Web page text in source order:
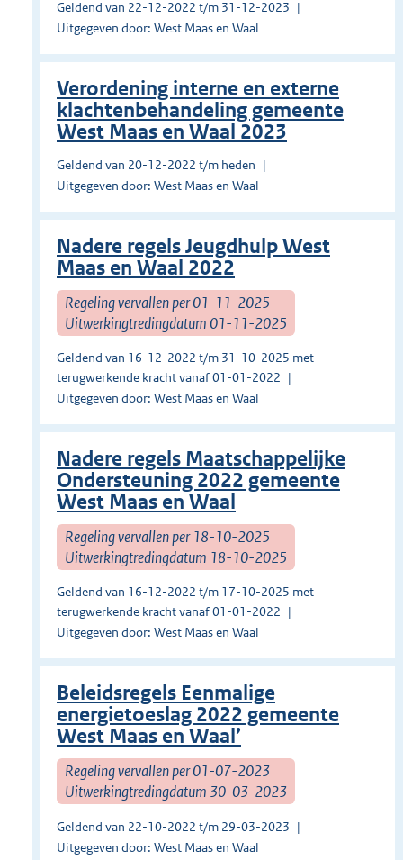
Geldend van 22-12-2022 t/m 31-12-2023
Uitgegeven door: West Maas en Waal
Verordening interne en externe
klachtenbehandeling gemeente
West Maas en Waal 2023
Geldend van 20-12-2022 t/m heden
Uitgegeven door: West Maas en Waal
Nadere regels Jeugdhulp West
Maas en Waal 2022
Regeling vervallen per 01-11-2025
Uitwerkingtredingdatum 01-11-2025
Geldend van 16-12-2022 t/m 31-10-2025 met
terugwerkende kracht vanaf 01-01-2022
Uitgegeven door: West Maas en Waal
Nadere regels Maatschappelijke
Ondersteuning 2022 gemeente
West Maas en Waal
Regeling vervallen per 18-10-2025
Uitwerkingtredingdatum 18-10-2025
Geldend van 16-12-2022 t/m 17-10-2025 met
terugwerkende kracht vanaf 01-01-2022
Uitgegeven door: West Maas en Waal
Beleidsregels Eenmalige
energietoeslag 2022 gemeente
West Maas en Waal’
Regeling vervallen per 01-07-2023
Uitwerkingtredingdatum 30-03-2023
Geldend van 22-10-2022 t/m 29-03-2023
Uitgegeven door: West Maas en Waal